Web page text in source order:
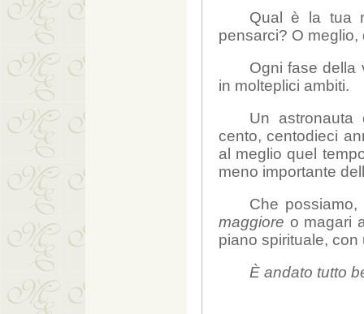
Qual è la tua
pensarci? O
Ogni fase della
in molteplici ambiti.
Un
cento, centodieci
al meglio quel
meno importante
Che
maggiore o magari
piano spirituale,
È andato tutto